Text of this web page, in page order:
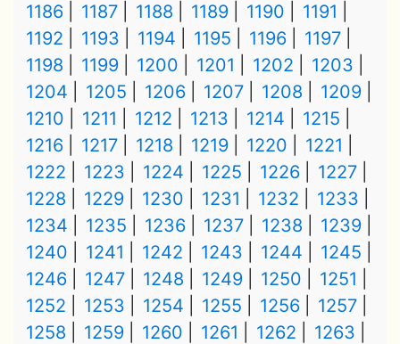
1186
1187 1188 1189 1190
1191
1192
1193 1194 1195 1196
1197
1198
1199 1200 1201 1202
1203
1204
1205 1206 1207 1208
1209
1210
1211 1212 1213 1214
1215
1216
1217 1218 1219 1220
1221
1222
1223 1224 1225 1226
1227
1228
1229 1230 1231 1232
1233
1234
1235 1236 1237 1238
1239
1240
1241 1242 1243 1244
1245
1246
1247 1248 1249 1250
1251
1252
1253 1254 1255 1256
1257
1258
1259 1260 1261 1262
1263